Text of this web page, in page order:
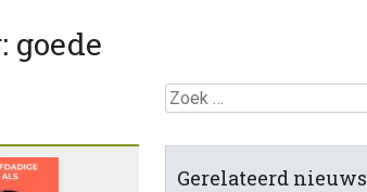
goede
Zoek
Gerelateerd nieuws